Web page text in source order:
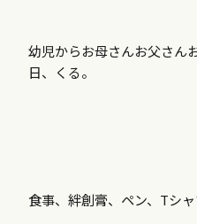
幼児からお母さんお父さん
日、くる。
食事、絆創膏、ペン、Tシ